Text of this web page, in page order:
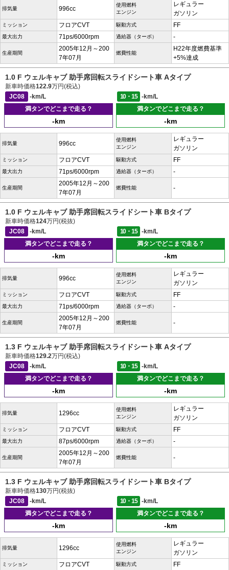
排気量 996cc
使用燃料
エンジン
レギュラー
ガソリン
ミッション フロアCVT 駆動方式 FF
最大出力 71ps/6000rpm 過給器（ターボ） -
生産期間
2005年12月～200
7年07月
燃費性能
H22年度燃費基準
+5%達成
1.0 F ウェルキャブ 助手席回転スライドシート車 Aタイプ
新車時価格122.9万円(税込)
JC08
-km/L 10・15
-km/L
満タンでどこまで走る？
-km
満タンでどこまで走る？
-km
排気量 996cc
使用燃料
エンジン
レギュラー
ガソリン
ミッション フロアCVT 駆動方式 FF
最大出力 71ps/6000rpm 過給器（ターボ） -
生産期間
2005年12月～200
7年07月
燃費性能 -
1.0 F ウェルキャブ 助手席回転スライドシート車 Bタイプ
新車時価格124万円(税抜)
JC08
-km/L 10・15
-km/L
満タンでどこまで走る？
-km
満タンでどこまで走る？
-km
排気量 996cc
使用燃料
エンジン
レギュラー
ガソリン
ミッション フロアCVT 駆動方式 FF
最大出力 71ps/6000rpm 過給器（ターボ） -
生産期間
2005年12月～200
7年07月
燃費性能 -
1.3 F ウェルキャブ 助手席回転スライドシート車 Aタイプ
新車時価格129.2万円(税込)
JC08
-km/L 10・15
-km/L
満タンでどこまで走る？
-km
満タンでどこまで走る？
-km
排気量 1296cc
使用燃料
エンジン
レギュラー
ガソリン
ミッション フロアCVT 駆動方式 FF
最大出力 87ps/6000rpm 過給器（ターボ） -
生産期間
2005年12月～200
7年07月
燃費性能 -
1.3 F ウェルキャブ 助手席回転スライドシート車 Bタイプ
新車時価格130万円(税抜)
JC08
-km/L 10・15
-km/L
満タンでどこまで走る？
-km
満タンでどこまで走る？
-km
排気量 1296cc
使用燃料
エンジン
レギュラー
ガソリン
ミッション フロアCVT 駆動方式 FF